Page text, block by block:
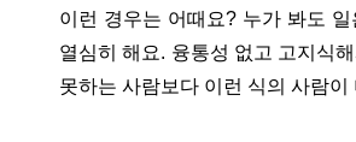
이런 경우는 어때요? 누가 봐도
열심히 해요. 융통성 없고 고지식
못하는 사람보다 이런 식의 사람이